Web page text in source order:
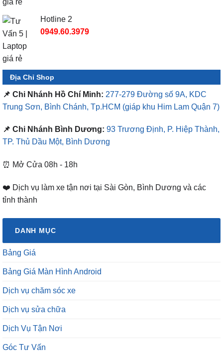
Hotline 2
0949.60.3979
Địa Chỉ Shop
📌 Chi Nhánh Hồ Chí Minh: 277-279 Đường số 9A, KDC
Trung Sơn, Bình Chánh, Tp.HCM (giáp khu Him Lam Quận 7)
📌 Chi Nhánh Bình Dương: 93 Trương Định, P. Hiệp Thành,
TP. Thủ Dầu Một, Bình Dương
⏰ Mở Cửa 08h - 18h
❤️ Dịch vụ làm xe tận nơi tại Sài Gòn, Bình Dương và các
tỉnh thành
DANH MỤC
Bảng Giá
Bảng Giá Màn Hình Android
Dịch vụ chăm sóc xe
Dịch vụ sửa chữa
Dịch Vụ Tận Nơi
Góc Tư Vấn